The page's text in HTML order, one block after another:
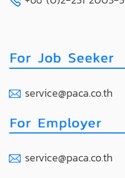
service@paca.co.th
service@paca.co.th